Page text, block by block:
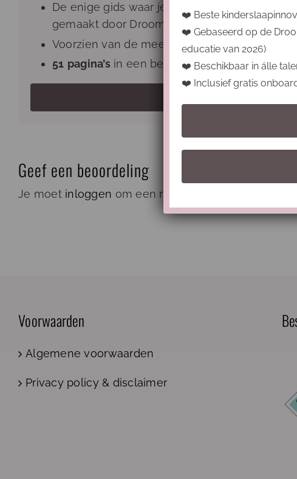
De enige gids waar je echt van op aan kan
gemaakt door Droomritme zelf en
Voorzien van de meest recente inzichten op
51 pagina’sin een beveiligde pdf, direct
Geef een beoordeling
Je moet inloggen om een reactie te kunnen
Voorwaarden
Algemene voorwaarden
Privacy policy & disclaimer
❤️ Beste
❤️ Gebaseerd op de
educatie van 2026)
❤️ Beschikbaar in álle
❤️ Inclusief gratis